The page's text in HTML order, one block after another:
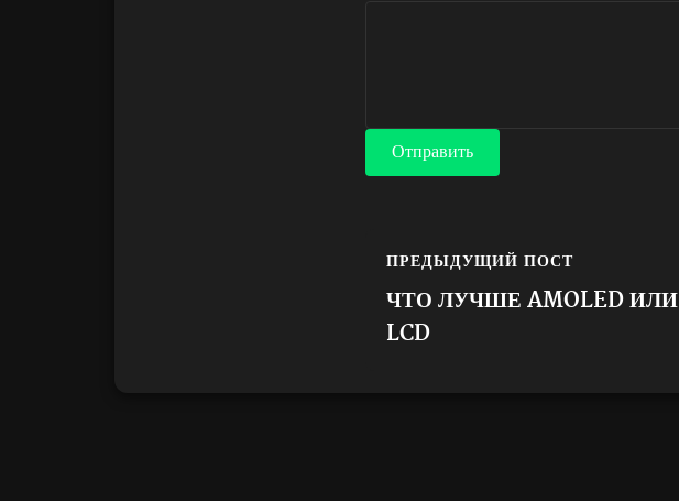
Отправить
ПРЕДЫДУЩИЙ ПОСТ
ЧТО ЛУЧШЕ AMOLED ИЛИ
LCD